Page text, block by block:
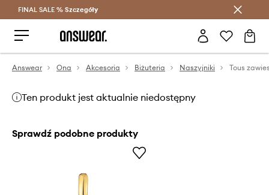
Oszczędzaj z Answear Club >
FINAL SALE % Szczegóły
Answear Ona Akcesoria Biżuteria Naszyjniki
Ten produkt jest aktualnie niedostępny
Sprawdź podobne produkty